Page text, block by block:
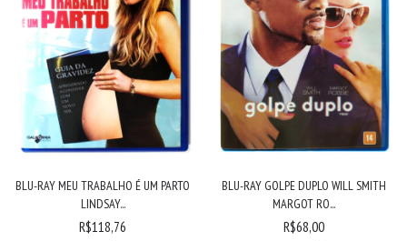
BLU-RAY MEU TRABALHO É UM PARTO
LINDSAY...
R$118,76
BLU-RAY GOLPE DUPLO WILL SMITH
MARGOT RO...
R$68,00